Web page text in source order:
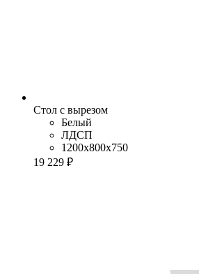
Стол с вырезом
Белый
ЛДСП
1200x800x750
19 229 ₽